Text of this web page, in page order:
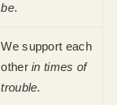
be.
We support each
otherin times of
trouble.